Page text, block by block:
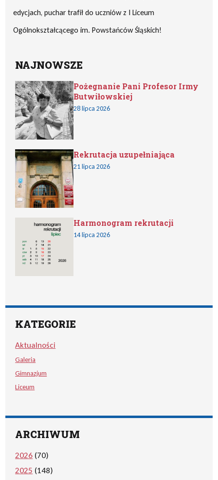
edycjach, puchar trafił do uczniów z I Liceum
Ogólnokształcącego im. Powstańców Śląskich!
NAJNOWSZE
Pożegnanie Pani Profesor Irmy
Butwiłowskiej
28 lipca 2026
Rekrutacja uzupełniająca
21 lipca 2026
Harmonogram rekrutacji
14 lipca 2026
KATEGORIE
Aktualności
Galeria
Gimnazjum
Liceum
ARCHIWUM
2026 (70)
2025 (148)